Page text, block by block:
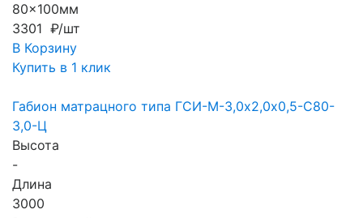
80x100мм
3301 ₽/шт
В Корзину
Купить в 1 клик
Габион матрацного типа ГCИ-М-3,0х2,0х0,5-С80-
3,0-Ц
Высота
-
Длина
3000